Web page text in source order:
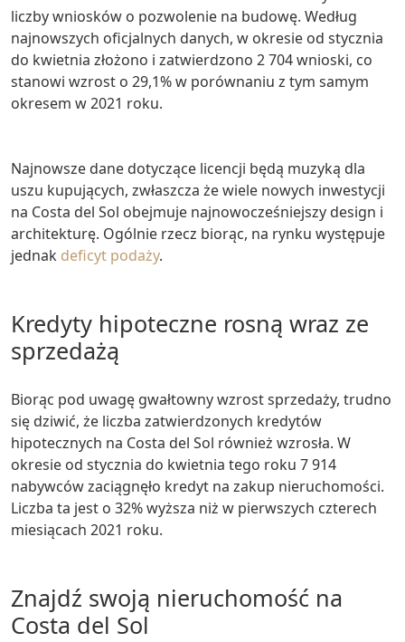
liczby wniosków o pozwolenie na budowę. Według
najnowszych oficjalnych danych, w okresie od stycznia
do kwietnia złożono i zatwierdzono 2 704 wnioski, co
stanowi wzrost o 29,1% w porównaniu z tym samym
okresem w 2021 roku.
Najnowsze dane dotyczące licencji będą muzyką dla
uszu kupujących, zwłaszcza że wiele nowych inwestycji
na Costa del Sol obejmuje najnowocześniejszy design i
architekturę. Ogólnie rzecz biorąc, na rynku występuje
jednak deficyt podaży.
Kredyty hipoteczne rosną wraz ze
sprzedażą
Biorąc pod uwagę gwałtowny wzrost sprzedaży, trudno
się dziwić, że liczba zatwierdzonych kredytów
hipotecznych na Costa del Sol również wzrosła. W
okresie od stycznia do kwietnia tego roku 7 914
nabywców zaciągnęło kredyt na zakup nieruchomości.
Liczba ta jest o 32% wyższa niż w pierwszych czterech
miesiącach 2021 roku.
Znajdź swoją nieruchomość na
Costa del Sol